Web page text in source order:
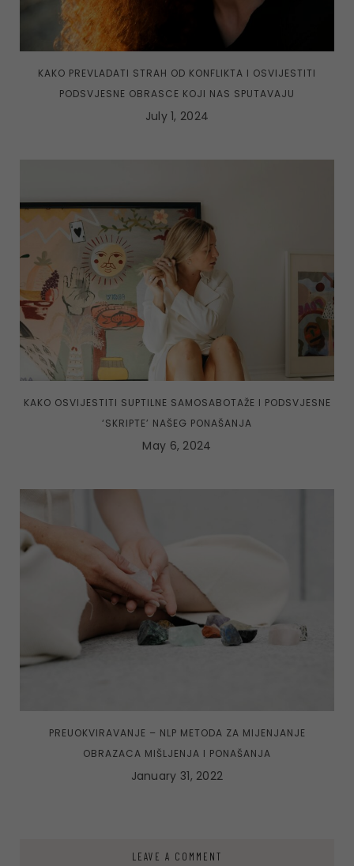
KAKO PREVLADATI STRAH OD KONFLIKTA I OSVIJESTITI
PODSVJESNE OBRASCE KOJI NAS SPUTAVAJU
July 1, 2024
KAKO OSVIJESTITI SUPTILNE SAMOSABOTAŽE I PODSVJESNE
‘SKRIPTE’ NAŠEG PONAŠANJA
May 6, 2024
PREUOKVIRAVANJE – NLP METODA ZA MIJENJANJE
OBRAZACA MIŠLJENJA I PONAŠANJA
January 31, 2022
LEAVE A COMMENT